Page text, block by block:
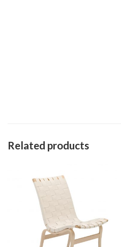
Related products